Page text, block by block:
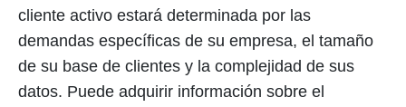
cliente activo estará determinada por las
demandas específicas de su empresa, el tamaño
de su base de clientes y la complejidad de sus
datos. Puede adquirir información sobre el